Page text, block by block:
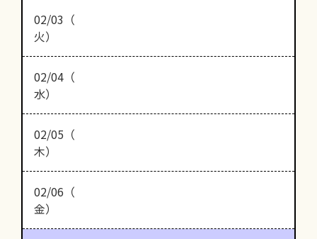
02/03（
火）
02/04（
水）
02/05（
木）
02/06（
金）